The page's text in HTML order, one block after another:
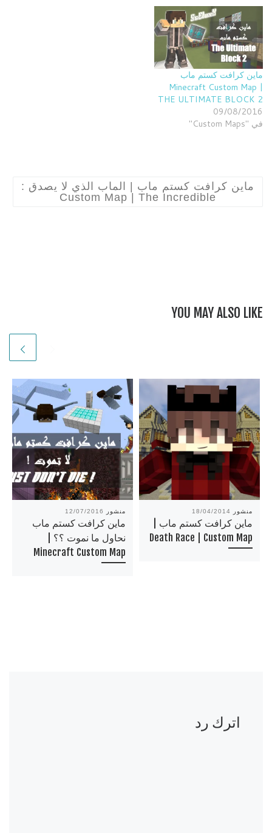
ماين كرافت كستم ماب
Minecraft Custom Map |
THE ULTIMATE BLOCK 2
09/08/2016
في "Custom Maps"
ماين كرافت كستم ماب | الماب الذي لا يصدق :
Custom Map | The Incredible
YOU MAY ALSO LIKE
منشور 12/07/2016
ماين كرافت كستم ماب
نحاول ما نموت ؟؟ |
Minecraft Custom Map
منشور 18/04/2014
ماين كرافت كستم ماب |
Death Race | Custom Map
اترك رد